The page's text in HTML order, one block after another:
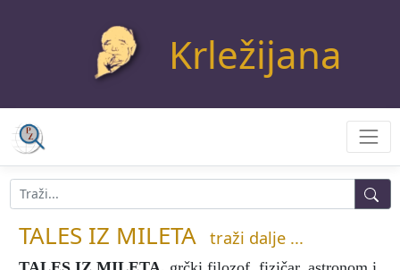
Krležijana
TALES IZ MILETA traži dalje ...